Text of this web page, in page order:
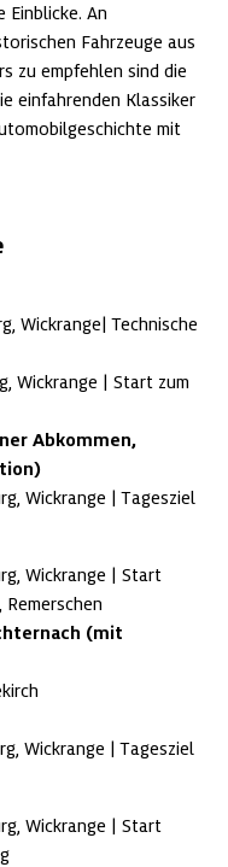
Einblicke. An
Fahrzeuge aus
zu empfehlen sind die
einfahrenden Klassiker
mit
Wickrange| Technische
Wickrange | Start zum
Abkommen,
Wickrange | Tagesziel
Wickrange | Start
(mit
Wickrange | Tagesziel
Wickrange | Start